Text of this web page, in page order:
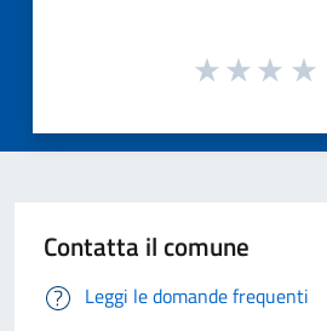
Contatta il comune
Leggi le domande frequenti